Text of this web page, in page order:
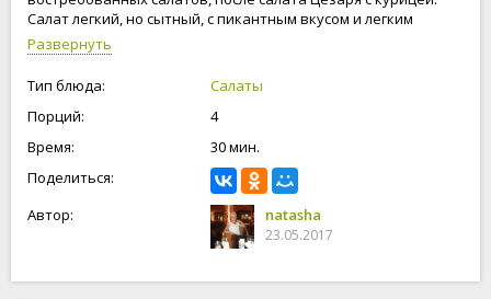
Салат легкий, но сытный, с пикантным вкусом и легким
ароматом чеснока, который возбуждает у нас аппетит.
Рецептом салата "Цезарь с креветками"" со мной
поделилась подруга Ирина с Швеции и любезно
предоставила пошаговые фотографии. А как готовите вы,
салат Цезарь, что добавляете в соус?. Ждем ваших
Развернуть
Тип блюда:
Салаты
Порций:
4
Время:
30 мин.
Поделиться:
Автор:
natasha
23.05.2017